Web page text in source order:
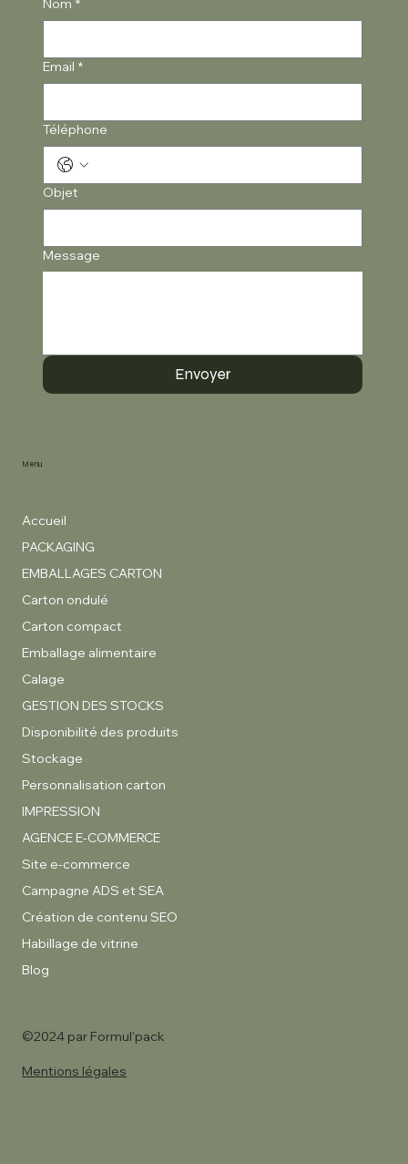
Accueil
PACKAGING
EMBALLAGES CARTON
Carton ondulé
Carton compact
Emballage alimentaire
Calage
GESTION DES STOCKS
Disponibilité des produits
Stockage
Personnalisation carton
IMPRESSION
AGENCE E-COMMERCE
Site e-commerce
Campagne ADS et SEA
Création de contenu SEO
Habillage de vitrine
Blog
Menu
Nom *
Email *
Téléphone
Objet
Message
Envoyer
©2024 par Formul'pack
Mentions légales